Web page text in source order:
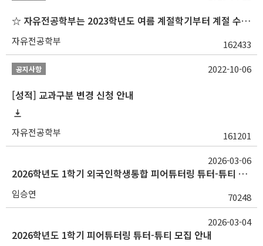
☆ 자유전공학부는 2023학년도 여름 계절학기부터 계절 수업을 개설하지 않습니다 ☆
자유전공학부 162433
공지사항
[성적] 교과구분 변경 신청 안내
자유전공학부 161201
2022-10-06
2026학년도 1학기 외국인학생통합 피어튜터링 튜터-튜티 모집 안내
임승연 70248
2026-03-06
2026학년도 1학기 피어튜터링 튜터-튜티 모집 안내
2026-03-04